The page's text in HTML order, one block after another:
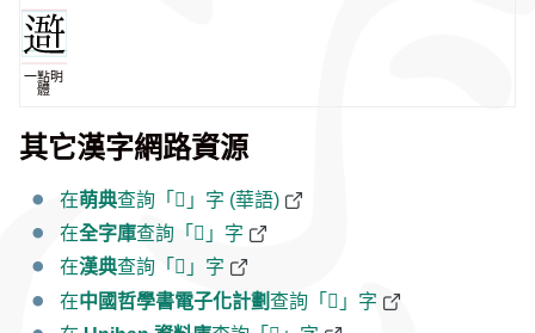
一點明
體
其它漢字網路資源
在萌典查詢「𨖍」字 (華語)
在全字庫查詢「𨖍」字
在漢典查詢「𨖍」字
在中國哲學書電子化計劃查詢「𨖍」字